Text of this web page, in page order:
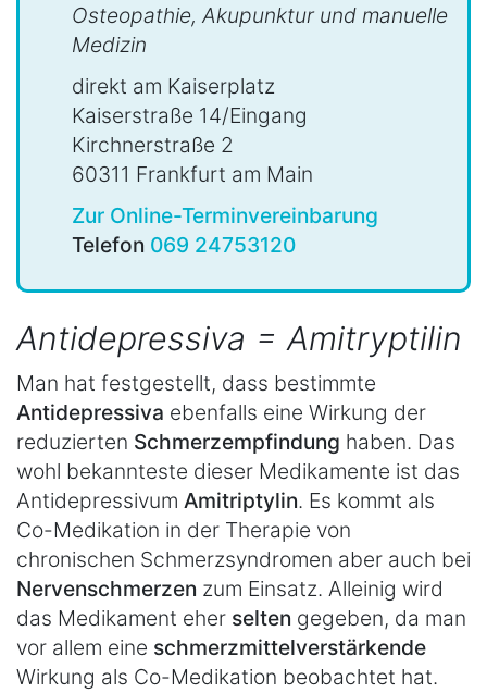
Osteopathie, Akupunktur und manuelle
Medizin
direkt am Kaiserplatz
Kaiserstraße 14/Eingang
Kirchnerstraße 2
60311 Frankfurt am Main
Zur Online-Terminvereinbarung
Telefon 069 24753120
Antidepressiva = Amitryptilin
Man hat festgestellt, dass bestimmte
Antidepressiva ebenfalls eine Wirkung der
reduzierten Schmerzempfindung haben. Das
wohl bekannteste dieser Medikamente ist das
Antidepressivum Amitriptylin. Es kommt als
Co-Medikation in der Therapie von
chronischen Schmerzsyndromen aber auch bei
Nervenschmerzen zum Einsatz. Alleinig wird
das Medikament eher selten gegeben, da man
vor allem eine schmerzmittelverstärkende
Wirkung als Co-Medikation beobachtet hat.